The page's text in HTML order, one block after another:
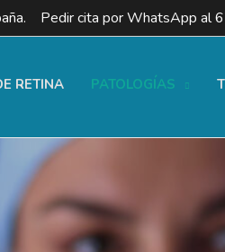
Pedir cita por WhatsApp al
RETINA PATOLOGÍAS